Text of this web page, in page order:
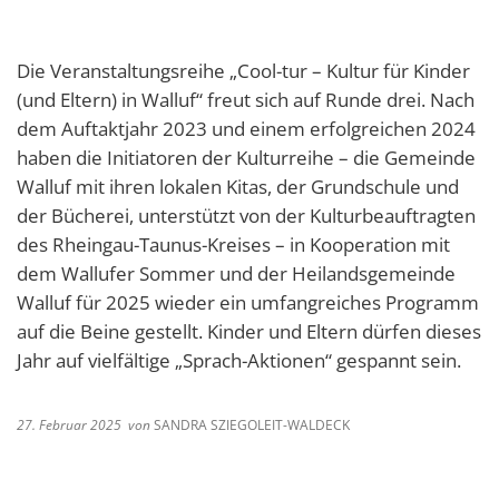
Die Veranstaltungsreihe „Cool-tur – Kultur für Kinder
(und Eltern) in Walluf“ freut sich auf Runde drei. Nach
dem Auftaktjahr 2023 und einem erfolgreichen 2024
haben die Initiatoren der Kulturreihe – die Gemeinde
Walluf mit ihren lokalen Kitas, der Grundschule und
der Bücherei, unterstützt von der Kulturbeauftragten
des Rheingau-Taunus-Kreises – in Kooperation mit
dem Wallufer Sommer und der Heilandsgemeinde
Walluf für 2025 wieder ein umfangreiches Programm
auf die Beine gestellt. Kinder und Eltern dürfen dieses
Jahr auf vielfältige „Sprach-Aktionen“ gespannt sein.
27. Februar 2025 vonSANDRA SZIEGOLEIT-WALDECK